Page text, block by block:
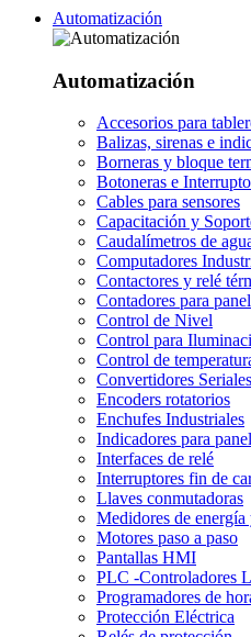
Automatización
Automatización
Accesorios para
Balizas, sirenas e
Borneras y bloque
Botoneras e
Cables para sensores
Capacitación y
Caudalímetros de
Computadores
Contactores y relé
Contadores para panel
Control de Nivel
Control para
Control de
Convertidores Seriales
Encoders rotatorios
Enchufes Industriales
Indicadores para panel
Interfaces de relé
Interruptores fin de
Llaves conmutadoras
Medidores de
Motores paso a paso
Pantallas HMI
PLC -Controladores
Programadores de
Protección Eléctrica